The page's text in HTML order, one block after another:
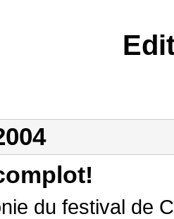
du festival de